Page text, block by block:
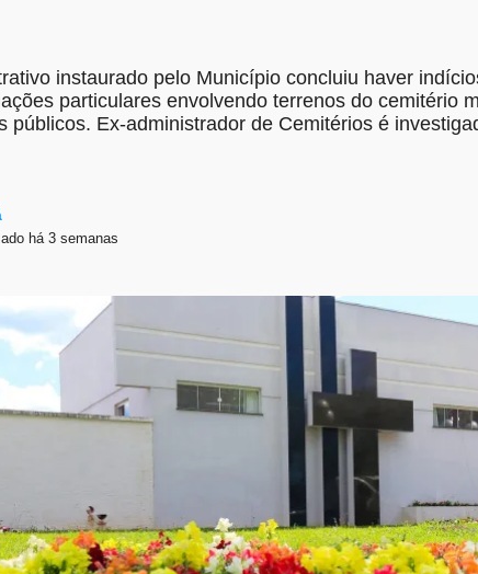
instaurado pelo Município concluiu haver
particulares envolvendo terrenos do cemitério
públicos. Ex-administrador de Cemitérios é
há 3 semanas